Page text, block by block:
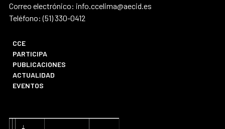
Correo electrónico: info.ccelima@aecid.es
Teléfono: (51) 330-0412
CCE
PARTICIPA
PUBLICACIONES
ACTUALIDAD
EVENTOS